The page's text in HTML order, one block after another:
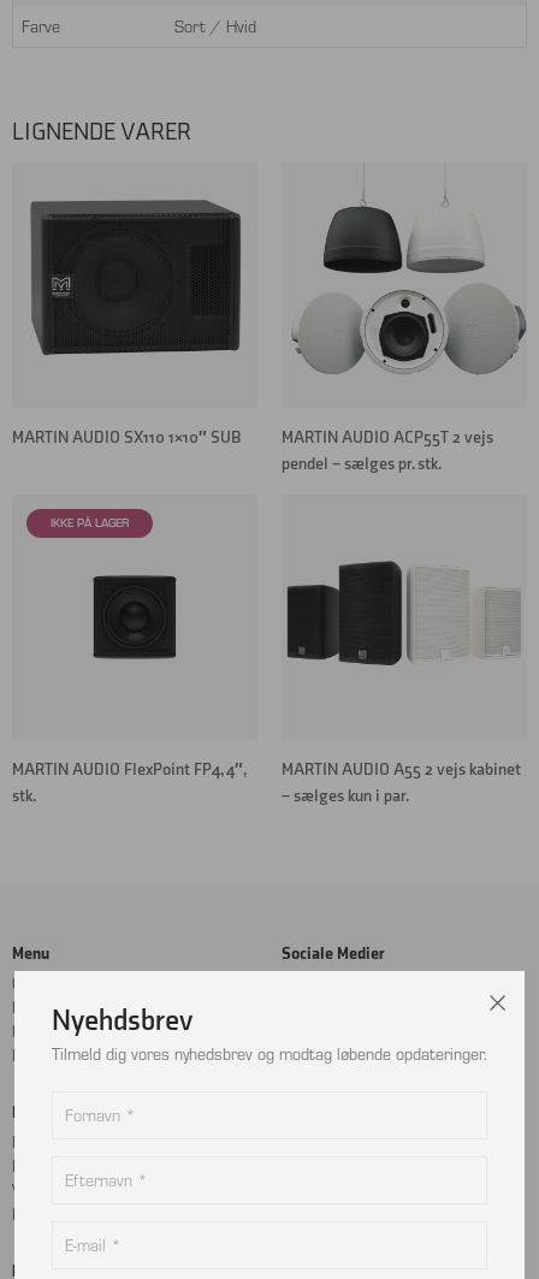
Farve
Sort / Hvid
LIGNENDE VARER
MARTIN AUDIO SX110 1×10″ SUB
MARTIN AUDIO ACP55T 2 vejs
pendel – sælges pr. stk.
MARTIN AUDIO FlexPoint FP4, 4″,
stk.
MARTIN AUDIO A55 2 vejs kabinet
– sælges kun i par.
Menu
Cookie- og privatlivspolitik
Handelsbetingelser
Kontakt
Returnering
Sociale Medier
Betalingskort
MobilePay
Dankort
Visa
Mastercard
Kontakt
Nyehdsbrev
Tilmeld dig vores nyhedsbrev og modtag løbende opdateringer.